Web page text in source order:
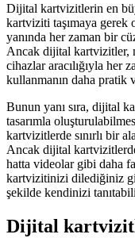
Dijital kartvizitlerin en
kartviziti taşımaya gerek
yanında her zaman bir
Ancak dijital kartvizitler,
cihazlar aracılığıyla her
kullanmanın daha pratik
Bunun yanı sıra, dijital
tasarımla
kartvizitlerde sınırlı bir
Ancak dijital
hatta videolar gibi daha
kartvizitinizi dilediğiniz
şekilde kendinizi
Dijital